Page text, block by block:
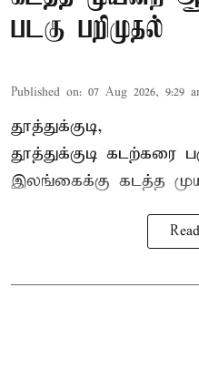
படகு பறிமுதல்
Published on: 07 Aug 2026, 9:29
தூத்துக்குடி,
தூத்துக்குடி கடற்கரை
இலங்கைக்கு கடத்த